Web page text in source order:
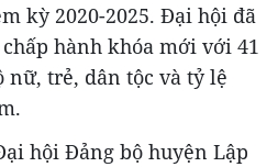
kỳ 2020-2025. Đại hội đã
hành khóa mới với 41
nữ, trẻ, dân tộc và tỷ lệ
hội Đảng bộ huyện Lập